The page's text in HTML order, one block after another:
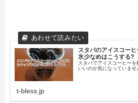
スタバのアイスコー
氷少なめはこうする?
スタバでアイスコーヒー
いいのか気になっていませ
t-bless.jp